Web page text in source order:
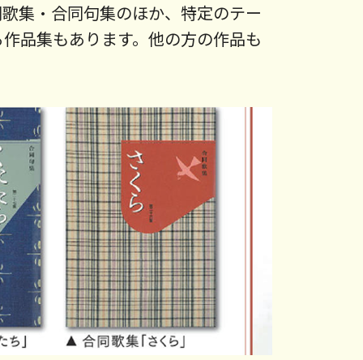
集・合同句集のほか、特定のテー
品集もあります。他の方の作品も